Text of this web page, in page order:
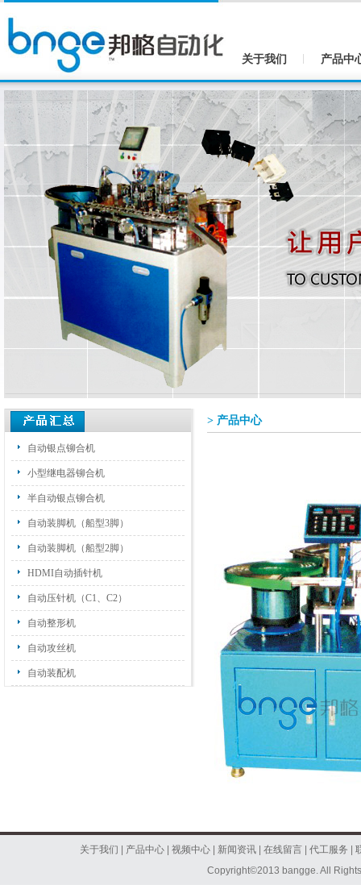
关于我们 产品中
自动银点铆合机
小型继电器铆合机
半自动银点铆合机
自动装脚机（船型3脚）
自动装脚机（船型2脚）
HDMI自动插针机
自动压针机（C1、C2）
自动整形机
自动攻丝机
自动装配机
> 产品中心
关于我们 产品中心| 视频中心| 新闻资讯| 在线留言| 代工服务
Copyright©2013 bangge. All